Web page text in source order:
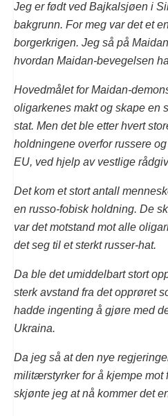
Jeg er født ved Bajkalsjøen i
bakgrunn. For meg var det et
borgerkrigen. Jeg så på
hvordan Maidan-bevegelsen
Hovedmålet for Maidan-
oligarkenes makt og skape en
stat. Men det ble etter hvert
holdningene overfor russere
EU, ved hjelp av vestlige
Det kom et stort antall
en russo-fobisk holdning. De
var det motstand mot alle
det seg til et sterkt russer-hat.
Da ble det umiddelbart stort
sterk avstand fra det opprøret
hadde ingenting å gjøre med
Ukraina.
Da jeg så at den nye
militærstyrker for å kjempe mot
skjønte jeg at nå kommer det